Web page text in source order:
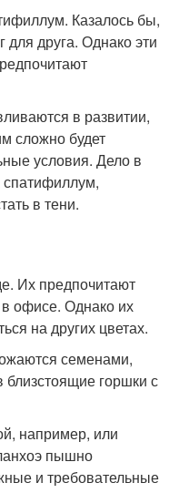
Казалось бы,
для друга. Однако эти
в развитии,
сложно будет
условия. Дело в
спатифиллум,
в тени.
Их предпочитают
офисе. Однако их
на других цветах.
семенами,
горшки с
например, или
пышно
и требовательные